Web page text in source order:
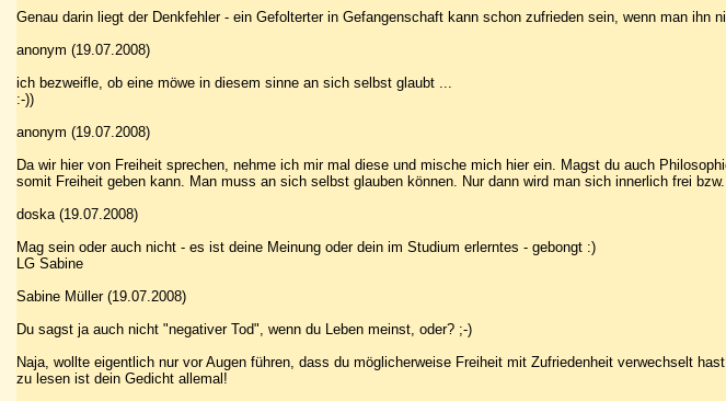
Genau darin liegt der Denkfehler - ein Gefolterter in Gefangenschaft kann schon zufrieden sein, wenn man ihn
anonym (19.07.2008)
ich bezweifle, ob eine möwe in diesem sinne an sich selbst glaubt ...
:-))
anonym (19.07.2008)
Da wir hier von Freiheit sprechen, nehme ich mir mal diese und mische mich hier ein. Magst du auch
somit Freiheit geben kann. Man muss an sich selbst glauben können. Nur dann wird man sich innerlich frei
doska (19.07.2008)
Mag sein oder auch nicht - es ist deine Meinung oder dein im Studium erlerntes - gebongt :)
LG Sabine
Sabine Müller (19.07.2008)
Du sagst ja auch nicht "negativer Tod", wenn du Leben meinst, oder? ;-)
Naja, wollte eigentlich nur vor Augen führen, dass du möglicherweise Freiheit mit Zufriedenheit verwechselt
zu lesen ist dein Gedicht allemal!